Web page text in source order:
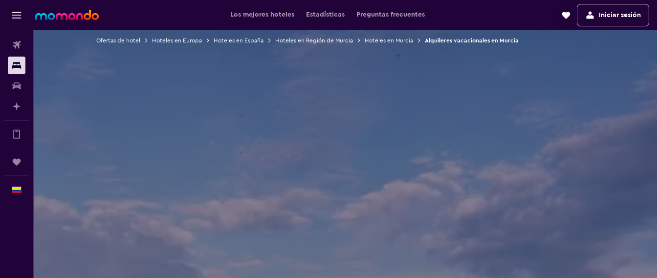
Los mejores hoteles Estadísticas Preguntas frecuentes Iniciar sesión
Ofertas de hotel Hoteles en Europa Hoteles en España Hoteles en Región de Murcia Hoteles en Murcia Alquileres vacacionales en Murcia